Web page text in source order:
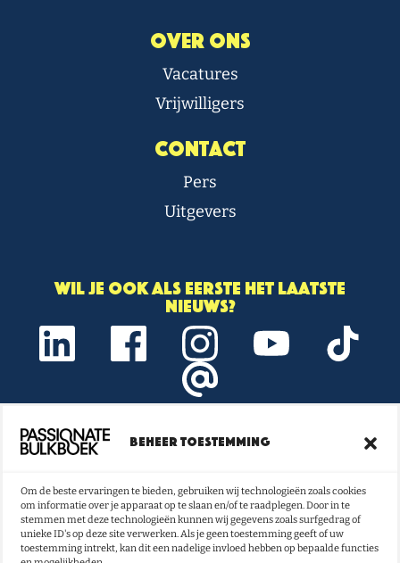
Beheer toestemming
Om de beste ervaringen te bieden, gebruiken wij technologieën zoals cookies
om informatie over je apparaat op te slaan en/of te raadplegen. Door in te
stemmen met deze technologieën kunnen wij gegevens zoals surfgedrag of
unieke ID's op deze site verwerken. Als je geen toestemming geeft of uw
toestemming intrekt, kan dit een nadelige invloed hebben op bepaalde functies
Over Ons
Vacatures
Vrijwilligers
Contact
Pers
Uitgevers
Wil je ook als eerste het laatste
nieuws?
Onze nieuwsbrief vol boeken- en
NU INSCHRIJVEN